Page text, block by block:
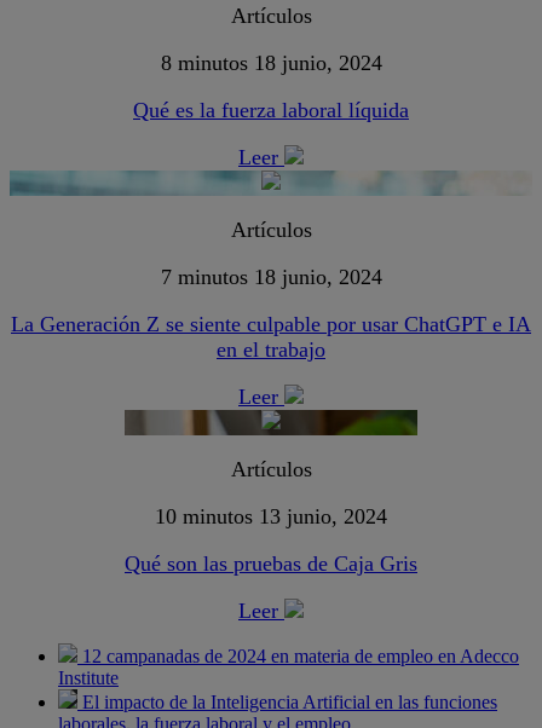
Artículos
8 minutos 18 junio, 2024
Qué es la fuerza laboral líquida
Leer
Artículos
7 minutos 18 junio, 2024
La Generación Z se siente culpable por usar ChatGPT e IA
en el trabajo
Leer
Artículos
10 minutos 13 junio, 2024
Qué son las pruebas de Caja Gris
Leer
12 campanadas de 2024 en materia de empleo en Adecco
Institute
El impacto de la Inteligencia Artificial en las funciones
laborales, la fuerza laboral y el empleo